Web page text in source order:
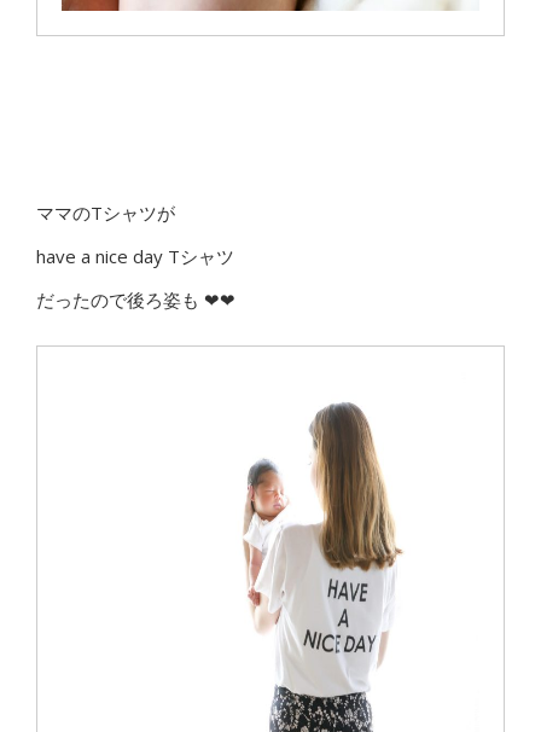
ママのTシャツが
have a nice day Tシャツ
だったので後ろ姿も ❤︎❤︎